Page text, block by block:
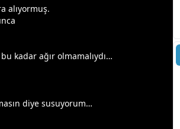
alıyormuş.
kadar ağır olmamalıydı…
diye susuyorum…